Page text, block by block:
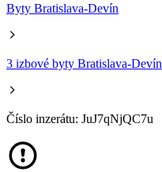
Byty Bratislava-Devín
3 izbové byty Bratislava-Devín
Číslo inzerátu: JuJ7qNjQC7u